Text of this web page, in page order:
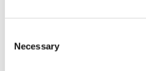
Necessary